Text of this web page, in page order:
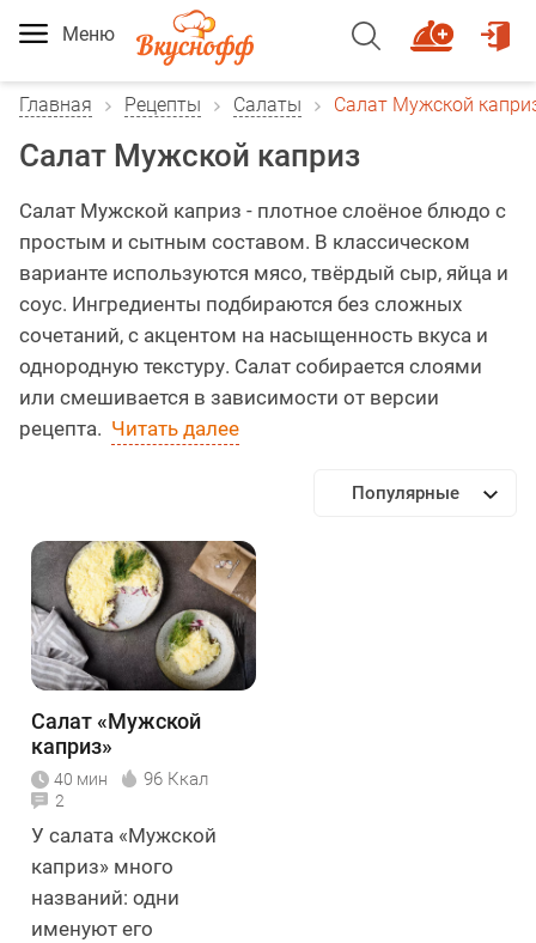
Меню
Главная Рецепты Салаты Салат Мужской
Салат Мужской каприз
Салат Мужской каприз - плотное слоёное блюдо с
простым и сытным составом. В классическом
варианте используются мясо, твёрдый сыр, яйца и
соус. Ингредиенты подбираются без сложных
сочетаний, с акцентом на насыщенность вкуса и
однородную текстуру. Салат собирается слоями
или смешивается в зависимости от версии
рецепта. Читать далее
Популярные
Салат «Мужской
каприз»
40 мин 96 Ккал
2
У салата «Мужской
каприз» много
названий: одни
именуют его